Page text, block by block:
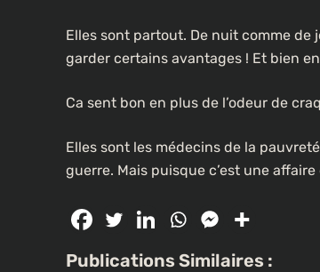
Elles sont partout. De nuit comme
garder certains avantages ! Et bien
Ca sent bon en plus de l’odeur de
Elles sont les médecins de la
guerre. Mais puisque c’est une
Publications Similaires :
les rues de Paris
2 semaines ago